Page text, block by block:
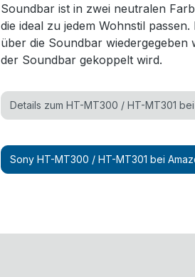
Soundbar ist in zwei neutralen
die ideal zu jedem Wohnstil
über die Soundbar
der Soundbar gekoppelt wird.
Details zum HT-MT300 / HT-MT301
Sony HT-MT300 / HT-MT301 bei